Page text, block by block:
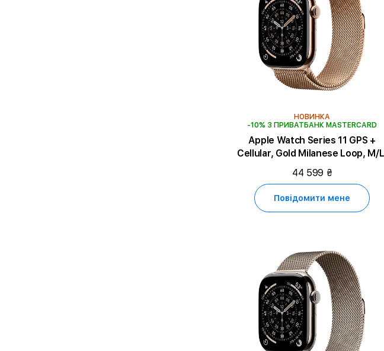
НОВИНКА
-10% З ПРИВАТБАНК MASTERCARD
Apple Watch Series 11 GPS +
Cellular, Gold Milanese Loop, M/L,
46mm, Gold Titanium
44 599 ₴
Повідомити мене